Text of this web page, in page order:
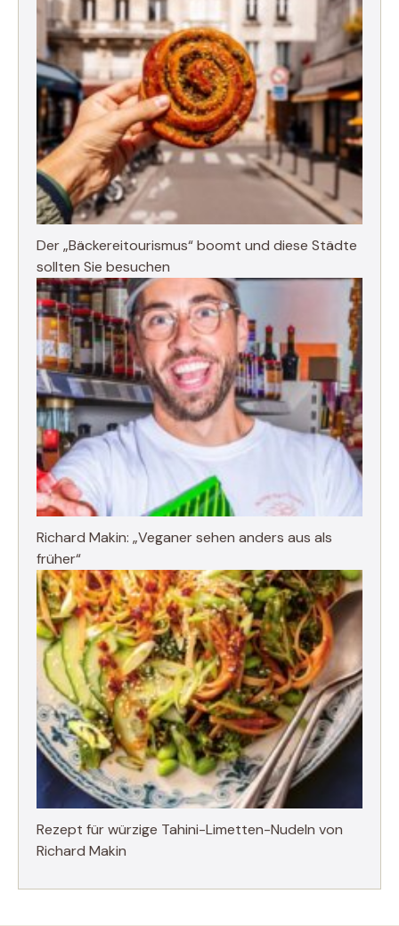
Der „Bäckereitourismus“ boomt und diese Städte
sollten Sie besuchen
Richard Makin: „Veganer sehen anders aus als
früher“
Rezept für würzige Tahini-Limetten-Nudeln von
Richard Makin